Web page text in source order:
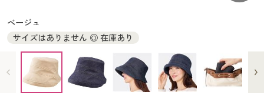
大きいサイズ 事務・制服
カタログ・チラシからのご注文
デジタルカタログ
カタログ無料プレゼント
カタログ無料プレゼント
会員メニュー
ベージュ
サイズはありません ◎ 在庫あり